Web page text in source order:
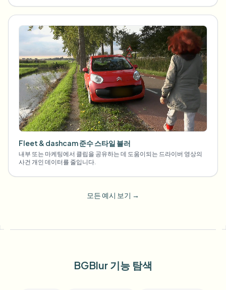
Fleet & dashcam 준수 스타일 블러
내부 또는 마케팅에서 클립을 공유하는 데 도움이되는 드라이버 영상의
사건 개인 데이터를 줄입니다.
모든 예시 보기 →
BGBlur 기능 탐색